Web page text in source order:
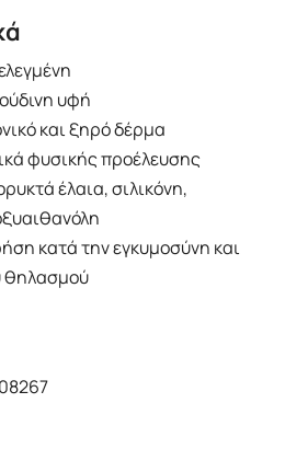
υφή
και ξηρό δέρμα
φυσικής προέλευσης
έλαια, σιλικόνη,
κατά την εγκυμοσύνη και
θηλασμού